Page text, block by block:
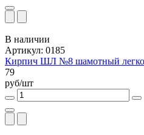
В наличии
Артикул: 0185
Кирпич ШЛ №8 шамотный
79
руб/шт